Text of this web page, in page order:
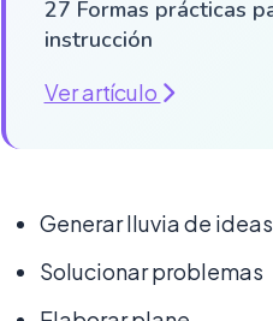
27 Formas prácticas
instrucción
Ver artículo
Generar lluvia de
Solucionar problemas